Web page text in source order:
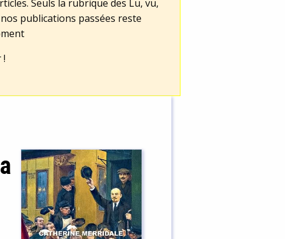
Seuls la rubrique des Lu, vu,
publications passées reste
!